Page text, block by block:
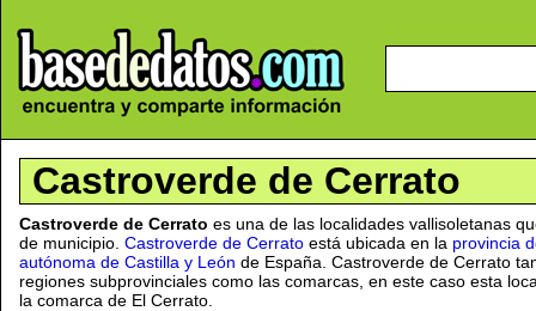
Castroverde de Cerrato
Castroverde de Cerrato es una de las localidades vallisoletanas
de municipio. Castroverde de Cerrato está ubicada en la provincia
autónoma de Castilla y León de España. Castroverde de Cerrato
regiones subprovinciales como las comarcas, en este caso esta
la comarca de El Cerrato.